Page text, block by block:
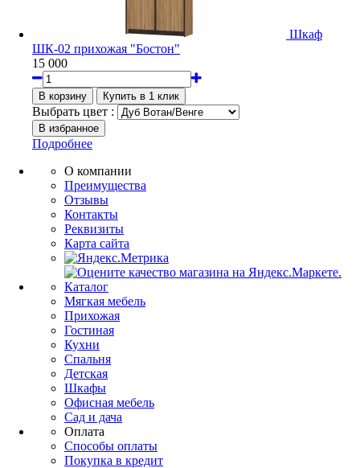
Шкаф
ШК-02 прихожая "Бостон"
15 000
Выбрать цвет :
Подробнее
О компании
Преимущества
Отзывы
Контакты
Реквизиты
Карта сайта
Каталог
Мягкая мебель
Прихожая
Гостиная
Кухни
Спальня
Детская
Шкафы
Офисная мебель
Сад и дача
Оплата
Способы оплаты
Покупка в кредит